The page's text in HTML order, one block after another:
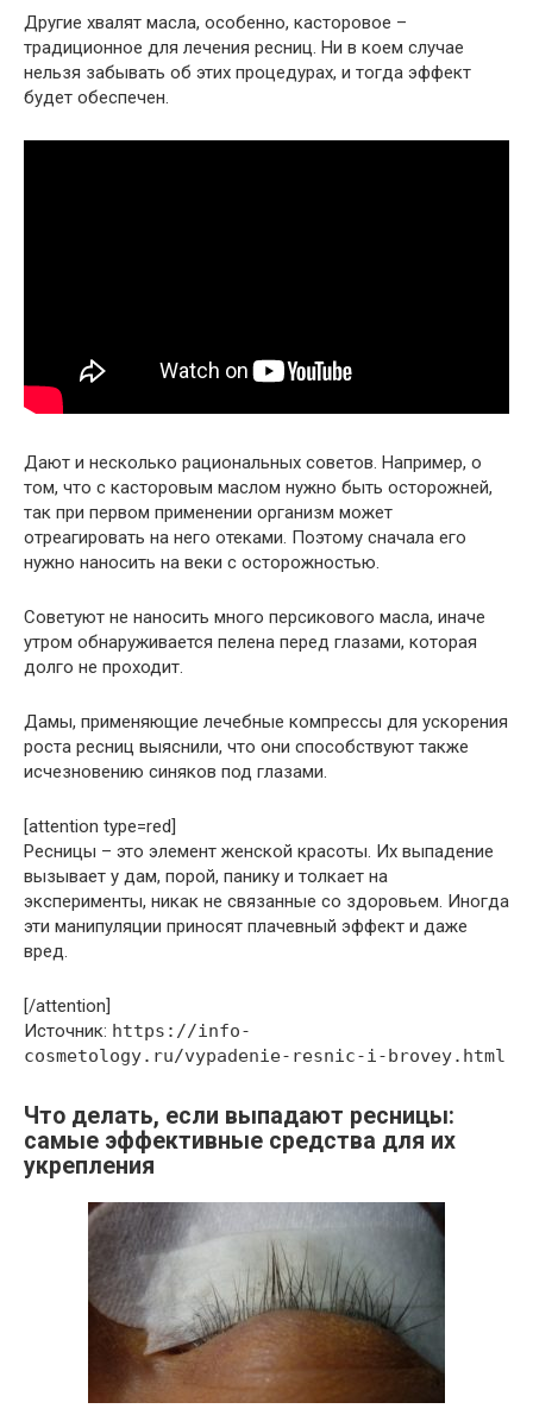
Другие хвалят масла, особенно, касторовое –
традиционное для лечения ресниц. Ни в коем случае
нельзя забывать об этих процедурах, и тогда эффект
будет обеспечен.
Дают и несколько рациональных советов. Например, о
том, что с касторовым маслом нужно быть осторожней,
так при первом применении организм может
отреагировать на него отеками. Поэтому сначала его
нужно наносить на веки с осторожностью.
Советуют не наносить много персикового масла, иначе
утром обнаруживается пелена перед глазами, которая
долго не проходит.
Дамы, применяющие лечебные компрессы для ускорения
роста ресниц выяснили, что они способствуют также
исчезновению синяков под глазами.
[attention type=red]
Ресницы – это элемент женской красоты. Их выпадение
вызывает у дам, порой, панику и толкает на
эксперименты, никак не связанные со здоровьем. Иногда
эти манипуляции приносят плачевный эффект и даже
вред.
[/attention]
Источник: https://info-
cosmetology.ru/vypadenie-resnic-i-brovey.html
Что делать, если выпадают ресницы:
самые эффективные средства для их
укрепления